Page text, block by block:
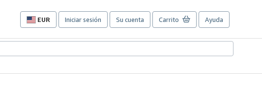
EUR
Preferencias
compra
sitio.
Iniciar sesión Su cuenta Carrito Ayuda